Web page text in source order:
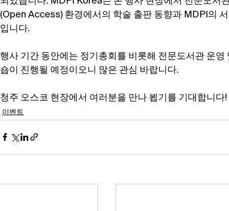
(Open Access) 환경에서의 학술 출판 동향과 MDPI의
입니다.
행사 기간 동안에는 정기총회를 비롯해 전문도서관 운영
숍이 진행될 예정이오니 많은 관심 바랍니다.
청주 오스코 현장에서 여러분을 만나 뵙기를 기대합니다!
이벤트